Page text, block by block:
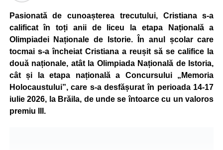
participat la exerciții interactive menite să îi ajute să își
descopere calitățile, să își exprime aspirațiile și să ia
contact cu principalele domenii de activitate și profesiile
pe care și-ar putea dori să le urmeze în viitor.
Programul a inclus și activități de dexteritate manuală, în
cadrul cărora participanții au realizat desene și lucrări
artistice, precum și sesiuni de karaoke, muzică și jocuri
sportive, care au încurajat mișcarea și colaborarea în
echipă.
Pasionată de cunoașterea trecutului, Cristiana s-a
calificat în toți anii de liceu la etapa Națională a
Olimpiadei Naționale de Istorie. În anul școlar care
tocmai s-a încheiat Cristiana a reușit să se califice la
două naționale, atât la Olimpiada Națională de Istoria,
cât și la etapa națională a Concursului „Memoria
Holocaustului”, care s-a desfășurat în perioada 14-17
iulie 2026, la Brăila, de unde se întoarce cu un valoros
premiu III.